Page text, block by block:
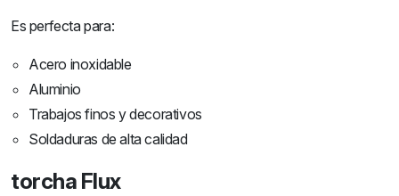
Es perfecta para:
Acero inoxidable
Aluminio
Trabajos finos y decorativos
Soldaduras de alta calidad
torcha Flux